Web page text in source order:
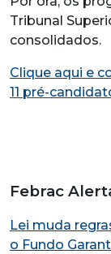
Tribunal
consolidados.
Clique aqui e
11 pré-
Febrac
Lei muda
o Fundo